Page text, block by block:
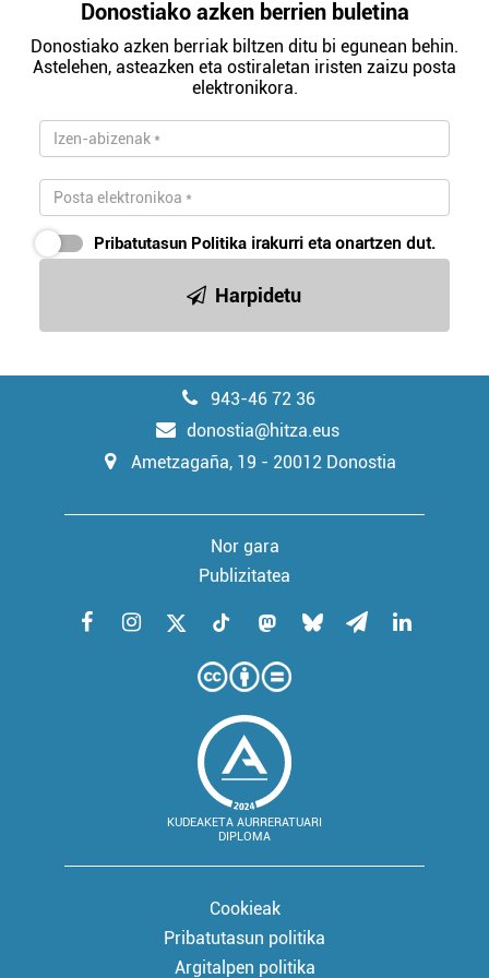
Donostiako azken berrien buletina
Donostiako azken berriak biltzen ditu bi egunean behin.
Astelehen, asteazken eta ostiraletan iristen zaizu posta
elektronikora.
Pribatutasun Politika irakurri eta onartzen dut.
Harpidetu
943-46 72 36
donostia@hitza.eus
Ametzagaña, 19 - 20012 Donostia
Nor gara
Publizitatea
KUDEAKETA AURRERATUARI
DIPLOMA
Cookieak
Pribatutasun politika
Argitalpen politika